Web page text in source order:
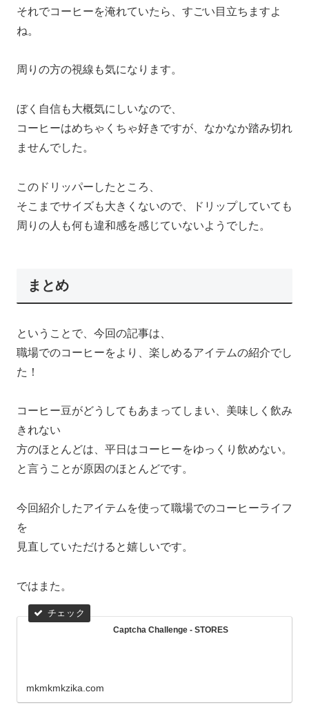
それでコーヒーを淹れていたら、すごい目立ちますよ
ね。
周りの方の視線も気になります。
ぼく自信も大概気にしいなので、
コーヒーはめちゃくちゃ好きですが、なかなか踏み切れ
ませんでした。
このドリッパーしたところ、
そこまでサイズも大きくないので、ドリップしていても
周りの人も何も違和感を感じていないようでした。
まとめ
ということで、今回の記事は、
職場でのコーヒーをより、楽しめるアイテムの紹介でし
た！
コーヒー豆がどうしてもあまってしまい、美味しく飲み
きれない
方のほとんどは、平日はコーヒーをゆっくり飲めない。
と言うことが原因のほとんどです。
今回紹介したアイテムを使って職場でのコーヒーライフ
を
見直していただけると嬉しいです。
ではまた。
Captcha Challenge - STORES
mkmkmkzika.com